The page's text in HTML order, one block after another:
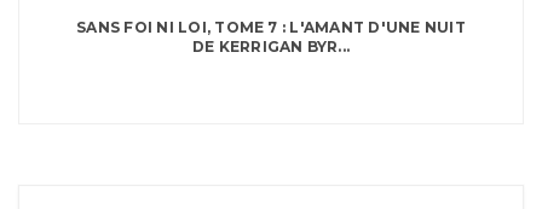
SANS FOI NI LOI, TOME 7 : L'AMANT D'UNE NUIT
DE KERRIGAN BYR...